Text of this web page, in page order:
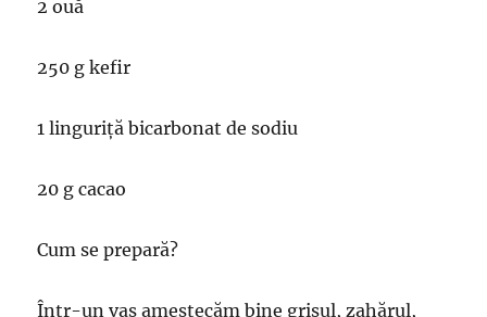
2 ouă
250 g kefir
1 linguriță bicarbonat de sodiu
20 g cacao
Cum se prepară?
Într-un vas amestecăm bine grișul, zahărul,